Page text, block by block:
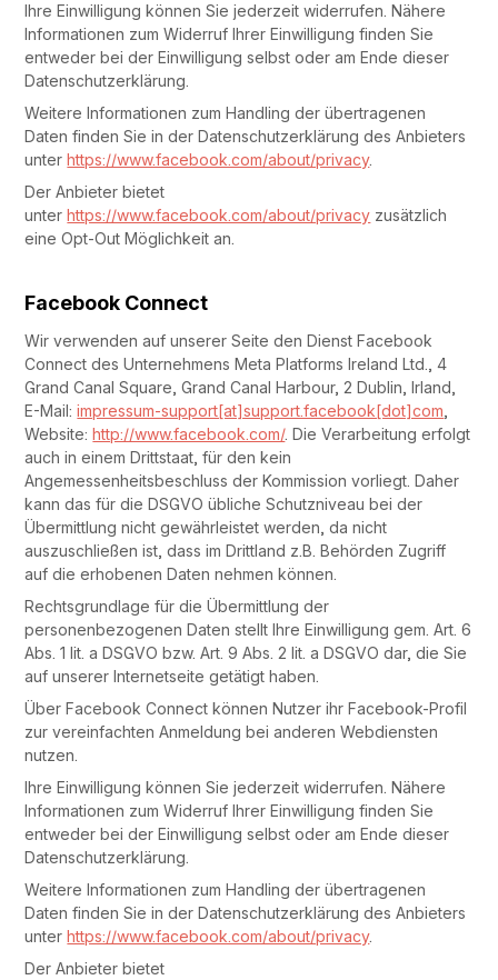
Ihre Einwilligung können Sie jederzeit widerrufen. Nähere
Informationen zum Widerruf Ihrer Einwilligung finden Sie
entweder bei der Einwilligung selbst oder am Ende dieser
Datenschutzerklärung.
Weitere Informationen zum Handling der übertragenen
Daten finden Sie in der Datenschutzerklärung des Anbieters
unterhttps://www.facebook.com/about/privacy.
Der Anbieter bietet
unterhttps://www.facebook.com/about/privacy zusätzlich
eine Opt-Out Möglichkeit an.
Facebook Connect
Wir verwenden auf unserer Seite den Dienst Facebook
Connect des Unternehmens Meta Platforms Ireland Ltd., 4
Grand Canal Square, Grand Canal Harbour, 2 Dublin, Irland,
E-Mail:impressum-support[at]support.facebook[dot]com
Website:http://www.facebook.com/. Die Verarbeitung erfolgt
auch in einem Drittstaat, für den kein
Angemessenheitsbeschluss der Kommission vorliegt. Daher
kann das für die DSGVO übliche Schutzniveau bei der
Übermittlung nicht gewährleistet werden, da nicht
auszuschließen ist, dass im Drittland z.B. Behörden Zugriff
auf die erhobenen Daten nehmen können.
Rechtsgrundlage für die Übermittlung der
personenbezogenen Daten stellt Ihre Einwilligung gem. Art. 6
Abs. 1 lit. a DSGVO bzw. Art. 9 Abs. 2 lit. a DSGVO dar, die Sie
auf unserer Internetseite getätigt haben.
Über Facebook Connect können Nutzer ihr Facebook-Profil
zur vereinfachten Anmeldung bei anderen Webdiensten
nutzen.
Ihre Einwilligung können Sie jederzeit widerrufen. Nähere
Informationen zum Widerruf Ihrer Einwilligung finden Sie
entweder bei der Einwilligung selbst oder am Ende dieser
Datenschutzerklärung.
Weitere Informationen zum Handling der übertragenen
Daten finden Sie in der Datenschutzerklärung des Anbieters
unterhttps://www.facebook.com/about/privacy.
Der Anbieter bietet